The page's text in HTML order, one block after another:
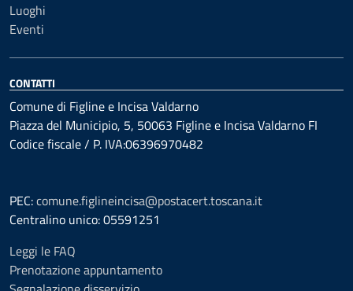
Luoghi
Eventi
CONTATTI
Comune di Figline e Incisa Valdarno
Piazza del Municipio, 5, 50063 Figline e Incisa Valdarno FI
Codice fiscale / P. IVA:06396970482
PEC:comune.figlineincisa@postacert.toscana.it
Centralino unico: 05591251
Leggi le FAQ
Prenotazione appuntamento